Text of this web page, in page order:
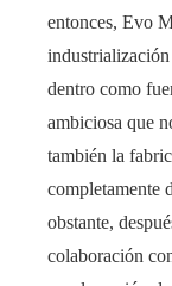
entonces, Evo
dentro como
ambiciosa que
también la
completamente
obstante,
colaboración